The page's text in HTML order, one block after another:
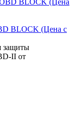
BLOCK (Цена с
защиты
II от